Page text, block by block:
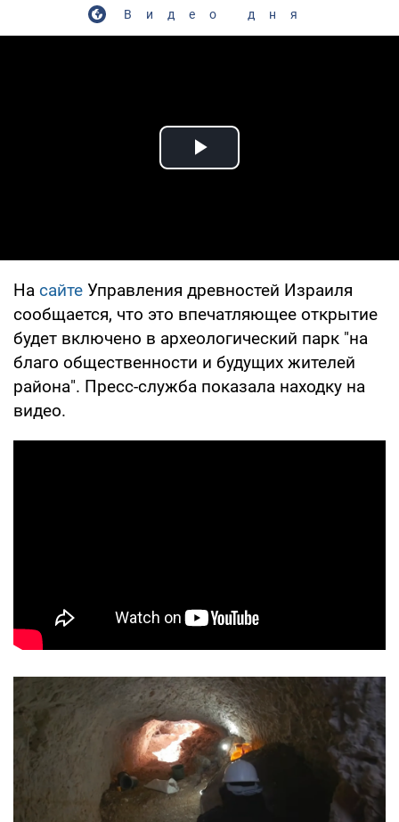
Видео дня
Play Video
На сайте Управления древностей Израиля
сообщается, что это впечатляющее открытие
будет включено в археологический парк "на
благо общественности и будущих жителей
района". Пресс-служба показала находку на
видео.